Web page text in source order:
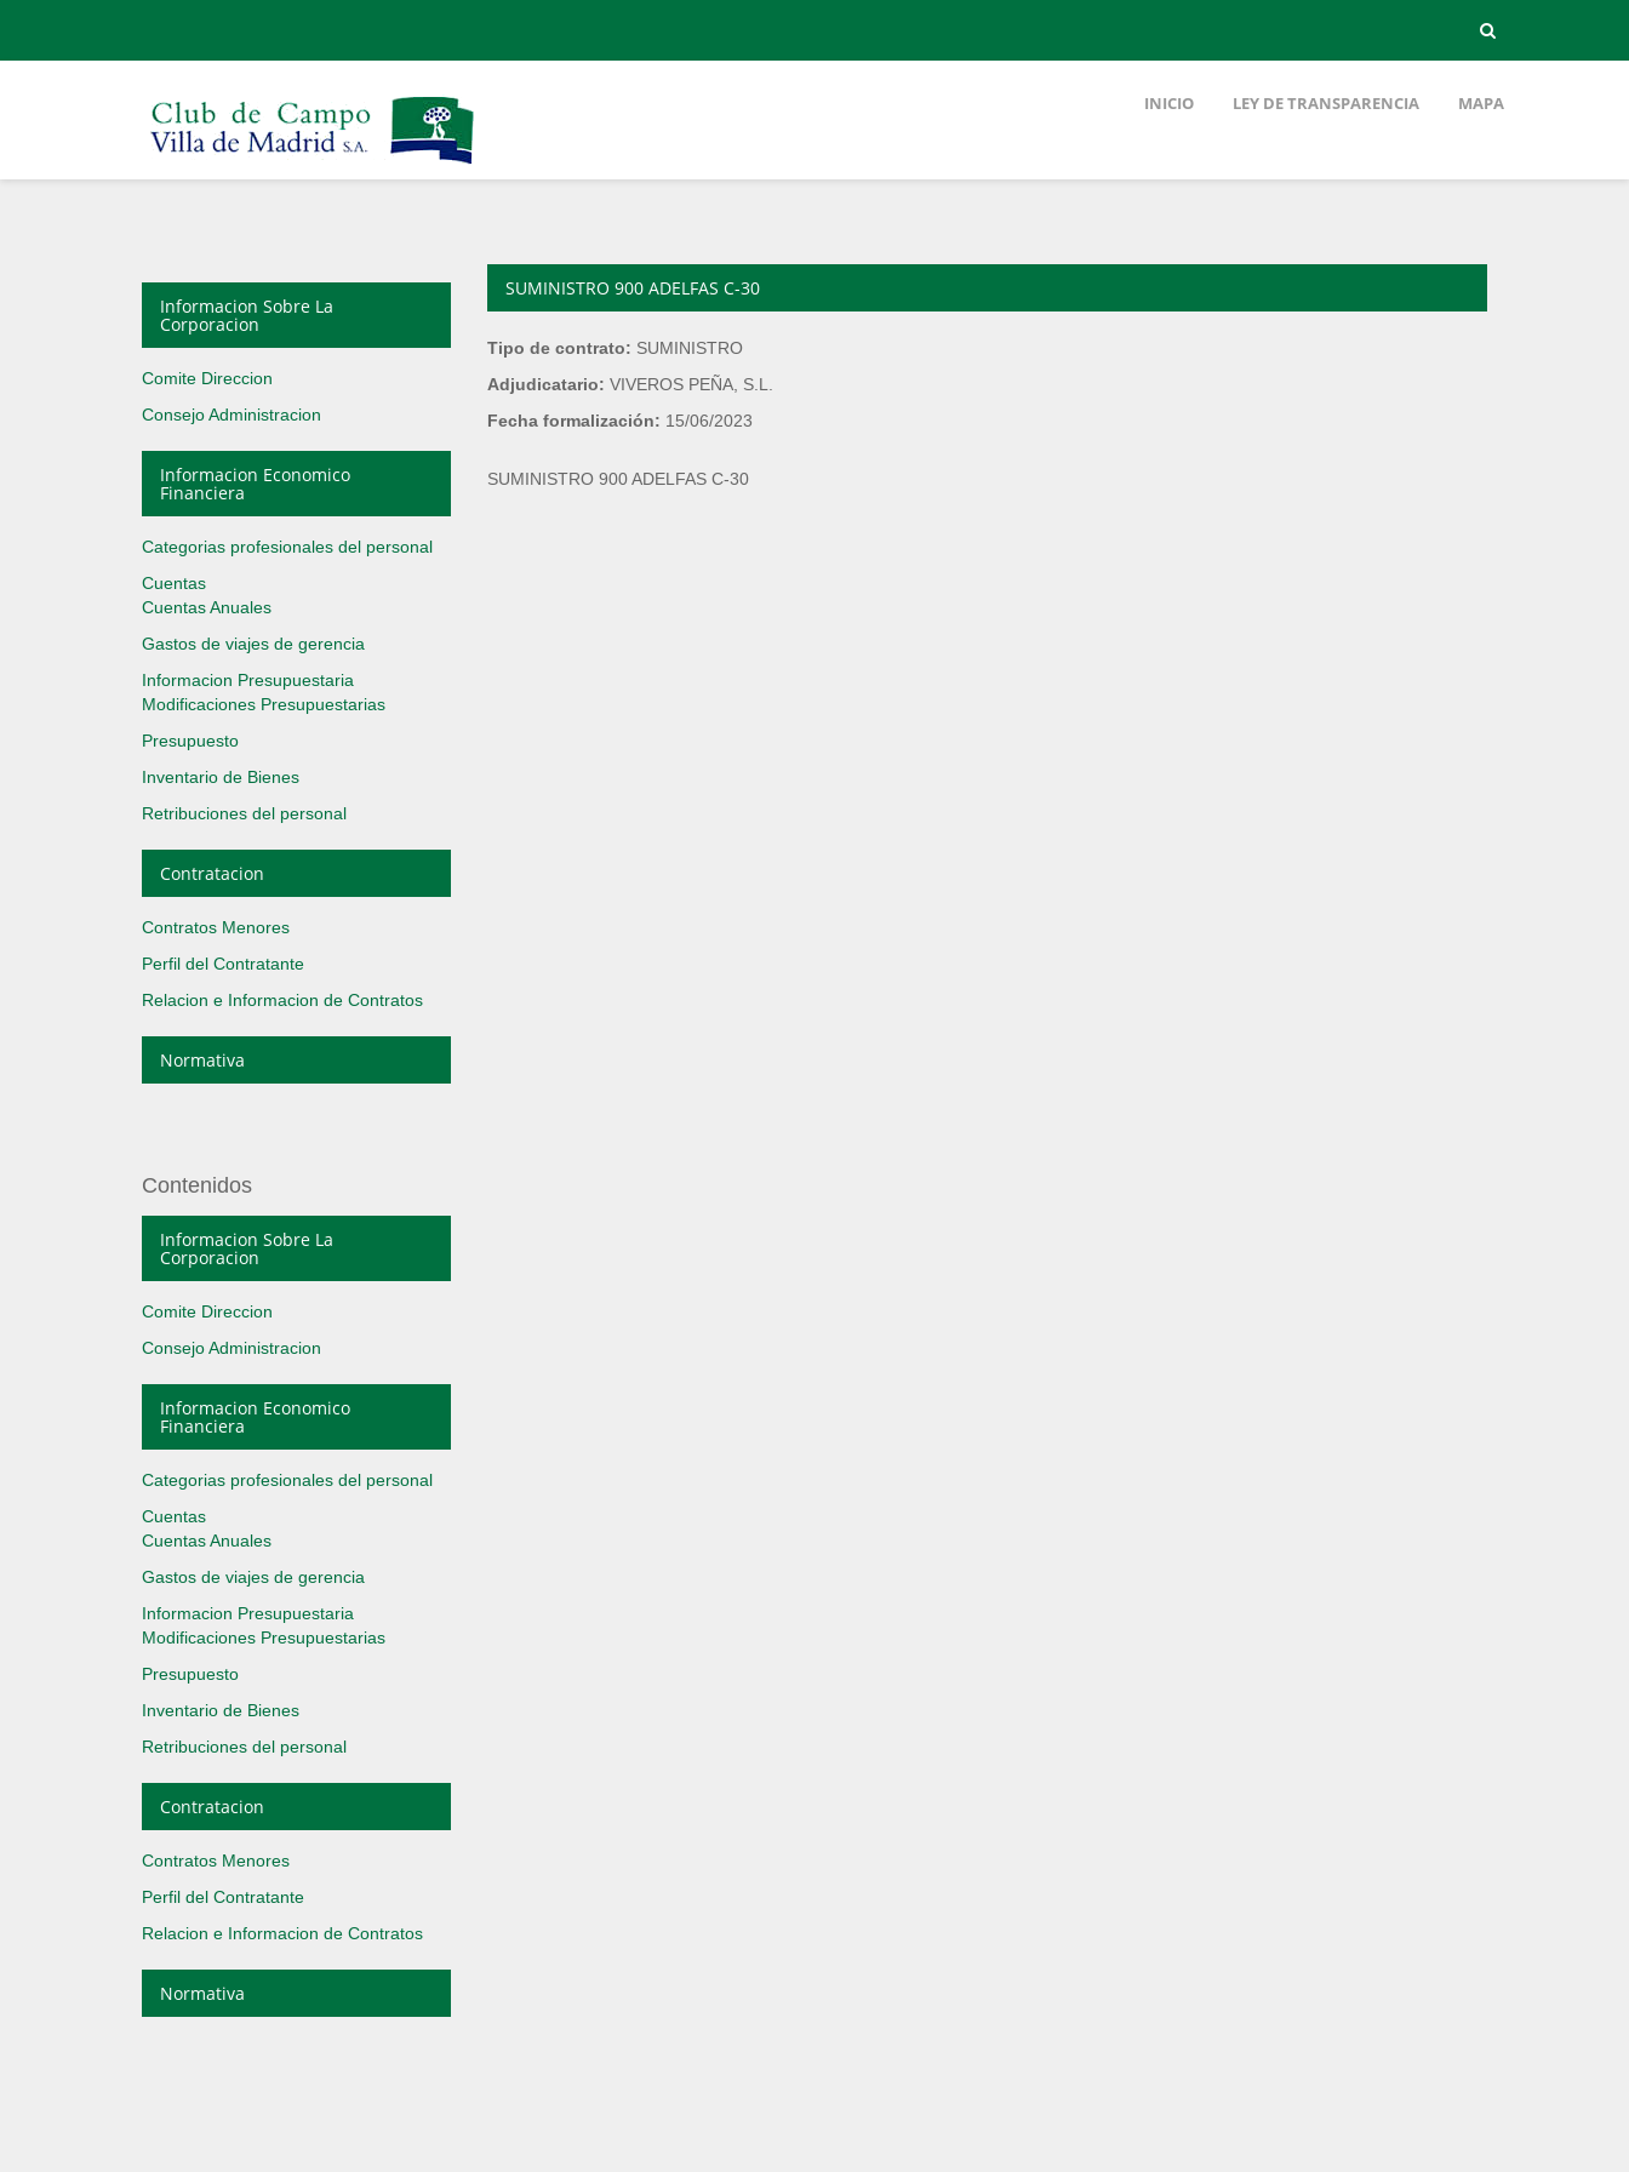
INICIO LEY DE TRANSPARENCIA MAPA
Informacion Sobre La
Corporacion
Comite Direccion
Consejo Administracion
Informacion Economico
Financiera
Categorias profesionales del personal
Cuentas
Cuentas Anuales
Gastos de viajes de gerencia
Informacion Presupuestaria
Modificaciones Presupuestarias
Presupuesto
Inventario de Bienes
Retribuciones del personal
Contratacion
Contratos Menores
Perfil del Contratante
Relacion e Informacion de Contratos
Normativa
Contenidos
Informacion Sobre La
Corporacion
Comite Direccion
Consejo Administracion
Informacion Economico
Financiera
Categorias profesionales del personal
Cuentas
Cuentas Anuales
Gastos de viajes de gerencia
Informacion Presupuestaria
Modificaciones Presupuestarias
Presupuesto
Inventario de Bienes
Retribuciones del personal
Contratacion
Contratos Menores
Perfil del Contratante
Relacion e Informacion de Contratos
Normativa
SUMINISTRO 900 ADELFAS C-30
Tipo de contrato: SUMINISTRO
Adjudicatario: VIVEROS PEÑA, S.L.
Fecha formalización: 15/06/2023
SUMINISTRO 900 ADELFAS C-30